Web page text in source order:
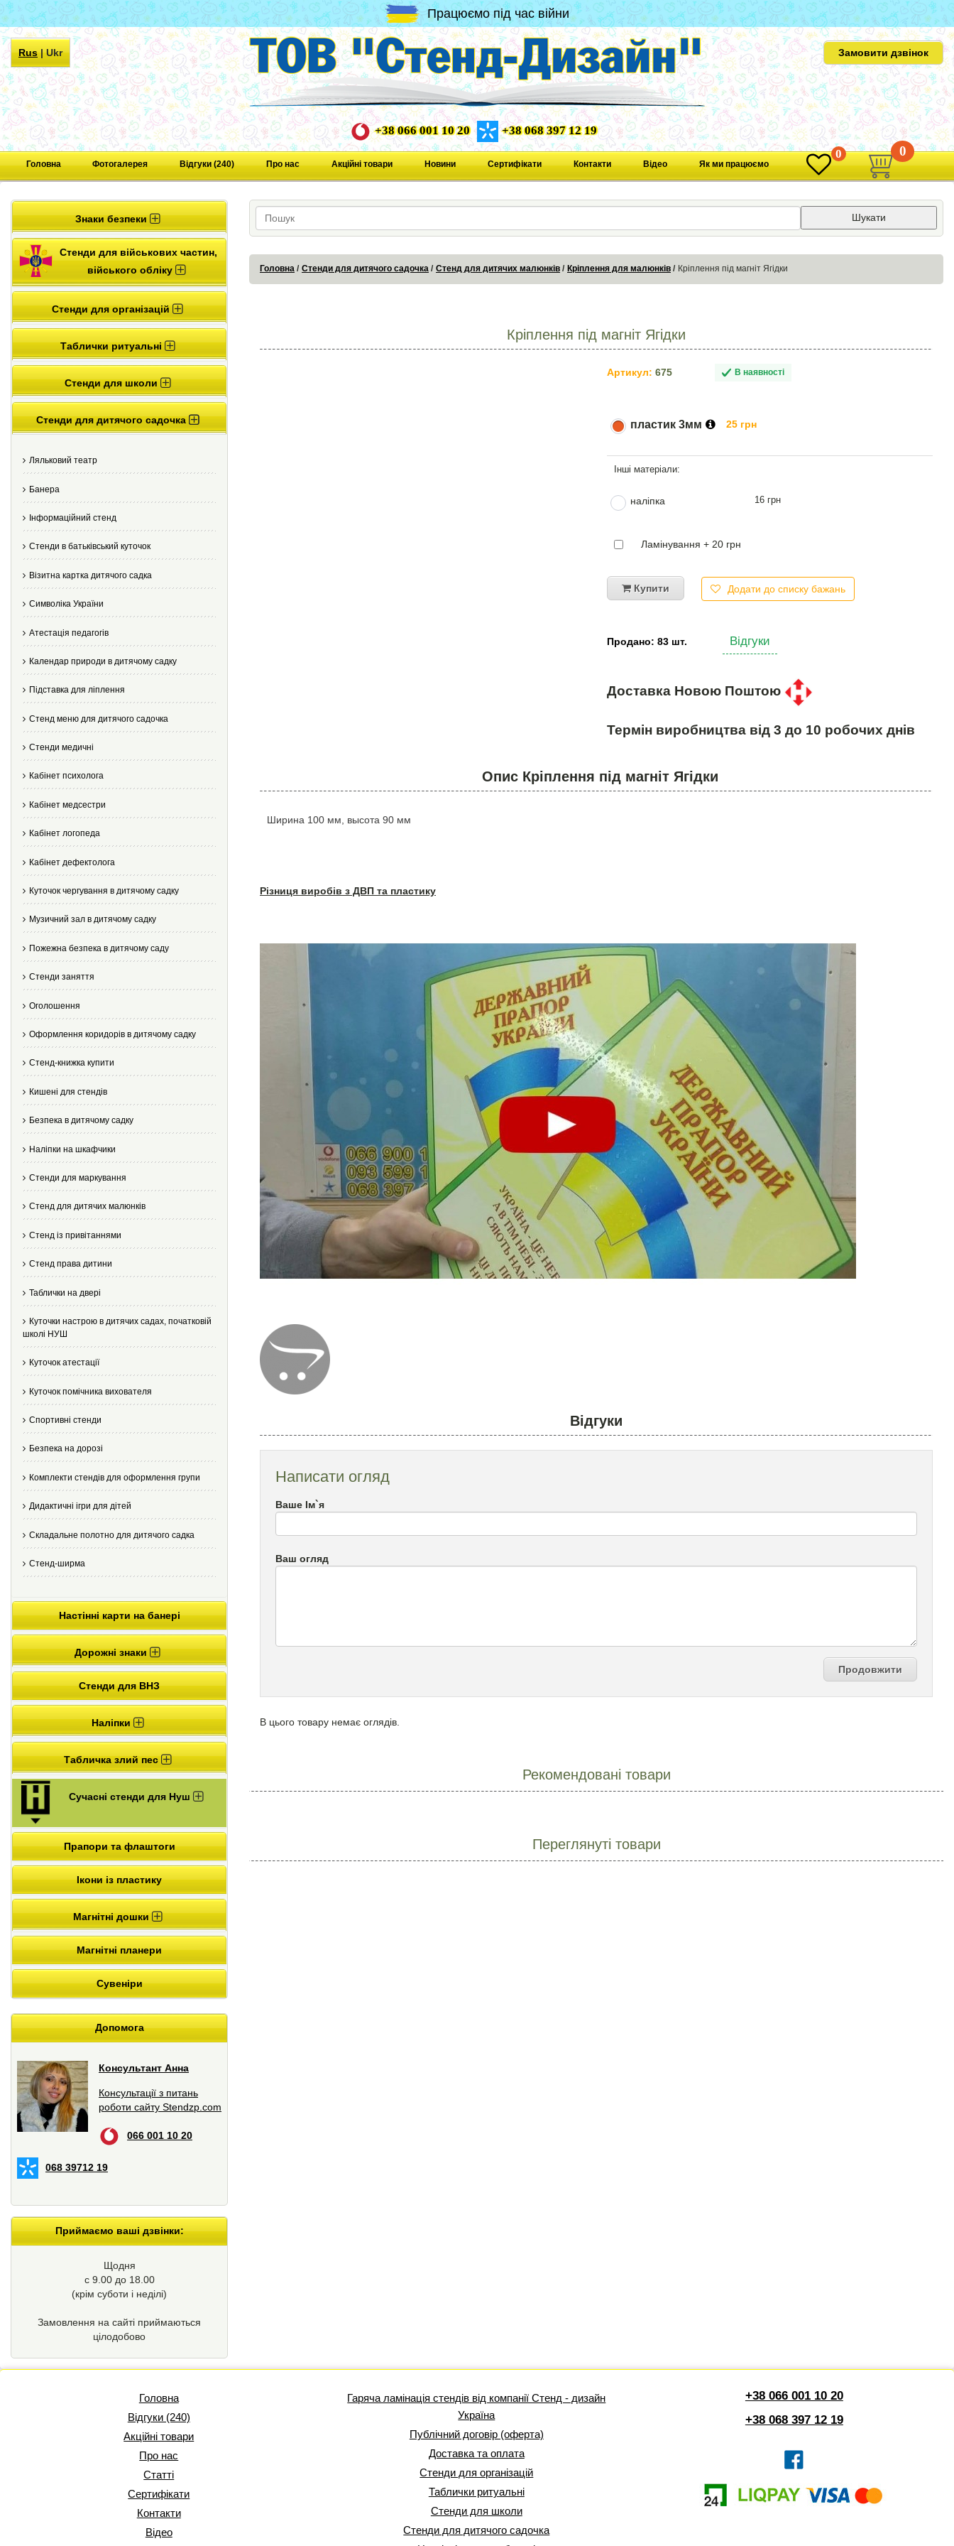
Працюємо під час війни
Rus|Ukr Замовити дзвінок
+38 066 001 10 20 +38 068 397 12 19
Головна Фотогалерея Відгуки (240) Про нас Акційні товари Новини Сертифікати Контакти Відео Як ми працюємо
0 0
Знаки безпеки
Стенди для військових частин,
війського обліку
Стенди для організацій
Таблички ритуальні
Стенди для школи
Стенди для дитячого садочка
Ляльковий театр
Банера
Інформаційний стенд
Стенди в батьківський куточок
Візитна картка дитячого садка
Cимволіка України
Атестація педагогів
Календар природи в дитячому садку
Підставка для ліплення
Стенд меню для дитячого садочка
Стенди медичні
Кабінет психолога
Кабінет медсестри
Кабінет логопеда
Кабінет дефектолога
Куточок чергування в дитячому садку
Музичний зал в дитячому садку
Пожежна безпека в дитячому саду
Стенди заняття
Оголошення
Оформлення коридорів в дитячому садку
Стенд-книжка купити
Кишені для стендів
Безпека в дитячому садку
Наліпки на шкафчики
Стенди для маркування
Стенд для дитячих малюнків
Стенд із привітаннями
Стенд права дитини
Таблички на двері
Куточки настрою в дитячих садах, початковій
школі НУШ
Куточок атестації
Куточок помічника вихователя
Спортивні стенди
Безпека на дорозі
Комплекти стендів для оформлення групи
Дидактичні ігри для дітей
Складальне полотно для дитячого садка
Стенд-ширма
Настінні карти на банері
Дорожні знаки
Стенди для ВНЗ
Наліпки
Табличка злий пес
Сучасні стенди для Нуш
Прапори та флаштоги
Ікони із пластику
Магнітні дошки
Магнітні планери
Сувеніри
Допомога
Консультант Анна
Консультації з питань
роботи сайту Stendzp.com
066 001 10 20
068 39712 19
Приймаємо ваші дзвінки:
Щодня
с 9.00 до 18.00
(крім суботи і неділі)
Замовлення на сайті приймаються
цілодобово
Шукати
Головна Стенди для дитячого садочка Стенд для дитячих малюнків Кріплення для малюнків Кріплення під магніт Ягідки
Кріплення під магніт Ягідки
Артикул: 675 В наявності
пластик 3мм 25 грн
наліпка 16 грн
Ламінування + 20 грн
Купити Додати до списку бажань
Продано: 83 шт. Відгуки
Доставка Новою Поштою
Термін виробництва від 3 до 10 робочих днів
Опис Кріплення під магніт Ягідки
Ширина 100 мм, высота 90 мм
Різниця виробів з ДВП та пластику
Відгуки
Написати огляд
Ваше Ім`я
Ваш огляд
Продовжити
В цього товару немає оглядів.
Рекомендовані товари
Переглянуті товари
Головна
Відгуки (240)
Акційні товари
Про нас
Статті
Сертифікати
Контакти
Відео
Гаряча ламінація стендів від компанії Стенд - дизайн
Україна
Публічний договір (оферта)
Доставка та оплата
Стенди для організацій
Таблички ритуальні
Стенди для школи
Стенди для дитячого садочка
+38 066 001 10 20
+38 068 397 12 19